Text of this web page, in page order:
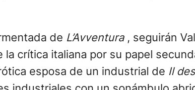
de L’Avventura, seguirán
la crítica italiana por su papel
esposa de un industrial de Il